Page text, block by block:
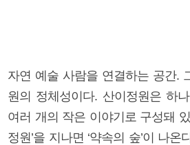
자연 예술 사람을 연결하는 공간.
원의 정체성이다. 산이정원은 하
여러 개의 작은 이야기로 구성돼 있
정원’을 지나면 ‘약속의 숲’이 나